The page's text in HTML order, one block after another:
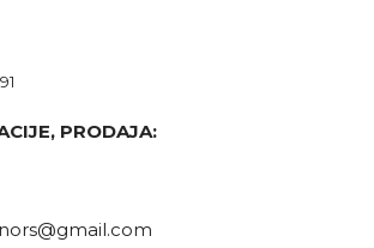
PRODAJA: